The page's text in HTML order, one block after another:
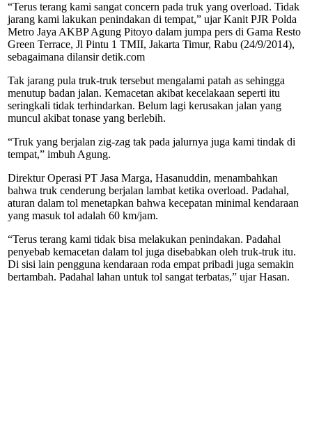
“Terus terang kami sangat concern pada truk yang overload. Tidak
jarang kami lakukan penindakan di tempat,” ujar Kanit PJR Polda
Metro Jaya AKBP Agung Pitoyo dalam jumpa pers di Gama Resto
Green Terrace, Jl Pintu 1 TMII, Jakarta Timur, Rabu (24/9/2014),
sebagaimana dilansir detik.com
Tak jarang pula truk-truk tersebut mengalami patah as sehingga
menutup badan jalan. Kemacetan akibat kecelakaan seperti itu
seringkali tidak terhindarkan. Belum lagi kerusakan jalan yang
muncul akibat tonase yang berlebih.
“Truk yang berjalan zig-zag tak pada jalurnya juga kami tindak di
tempat,” imbuh Agung.
Direktur Operasi PT Jasa Marga, Hasanuddin, menambahkan
bahwa truk cenderung berjalan lambat ketika overload. Padahal,
aturan dalam tol menetapkan bahwa kecepatan minimal kendaraan
yang masuk tol adalah 60 km/jam.
“Terus terang kami tidak bisa melakukan penindakan. Padahal
penyebab kemacetan dalam tol juga disebabkan oleh truk-truk itu.
Di sisi lain pengguna kendaraan roda empat pribadi juga semakin
bertambah. Padahal lahan untuk tol sangat terbatas,” ujar Hasan.